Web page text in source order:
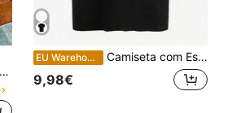
EU Warehouse Camiseta com Estampa Gráfica The Weeknd Tamanho Grande - Preto e Branco, Manga Curta Casual, Gola Redonda, Algodão, Para Homens e Mulheres, Corte Regular, Confortável para Todas as Estações,
9,98€